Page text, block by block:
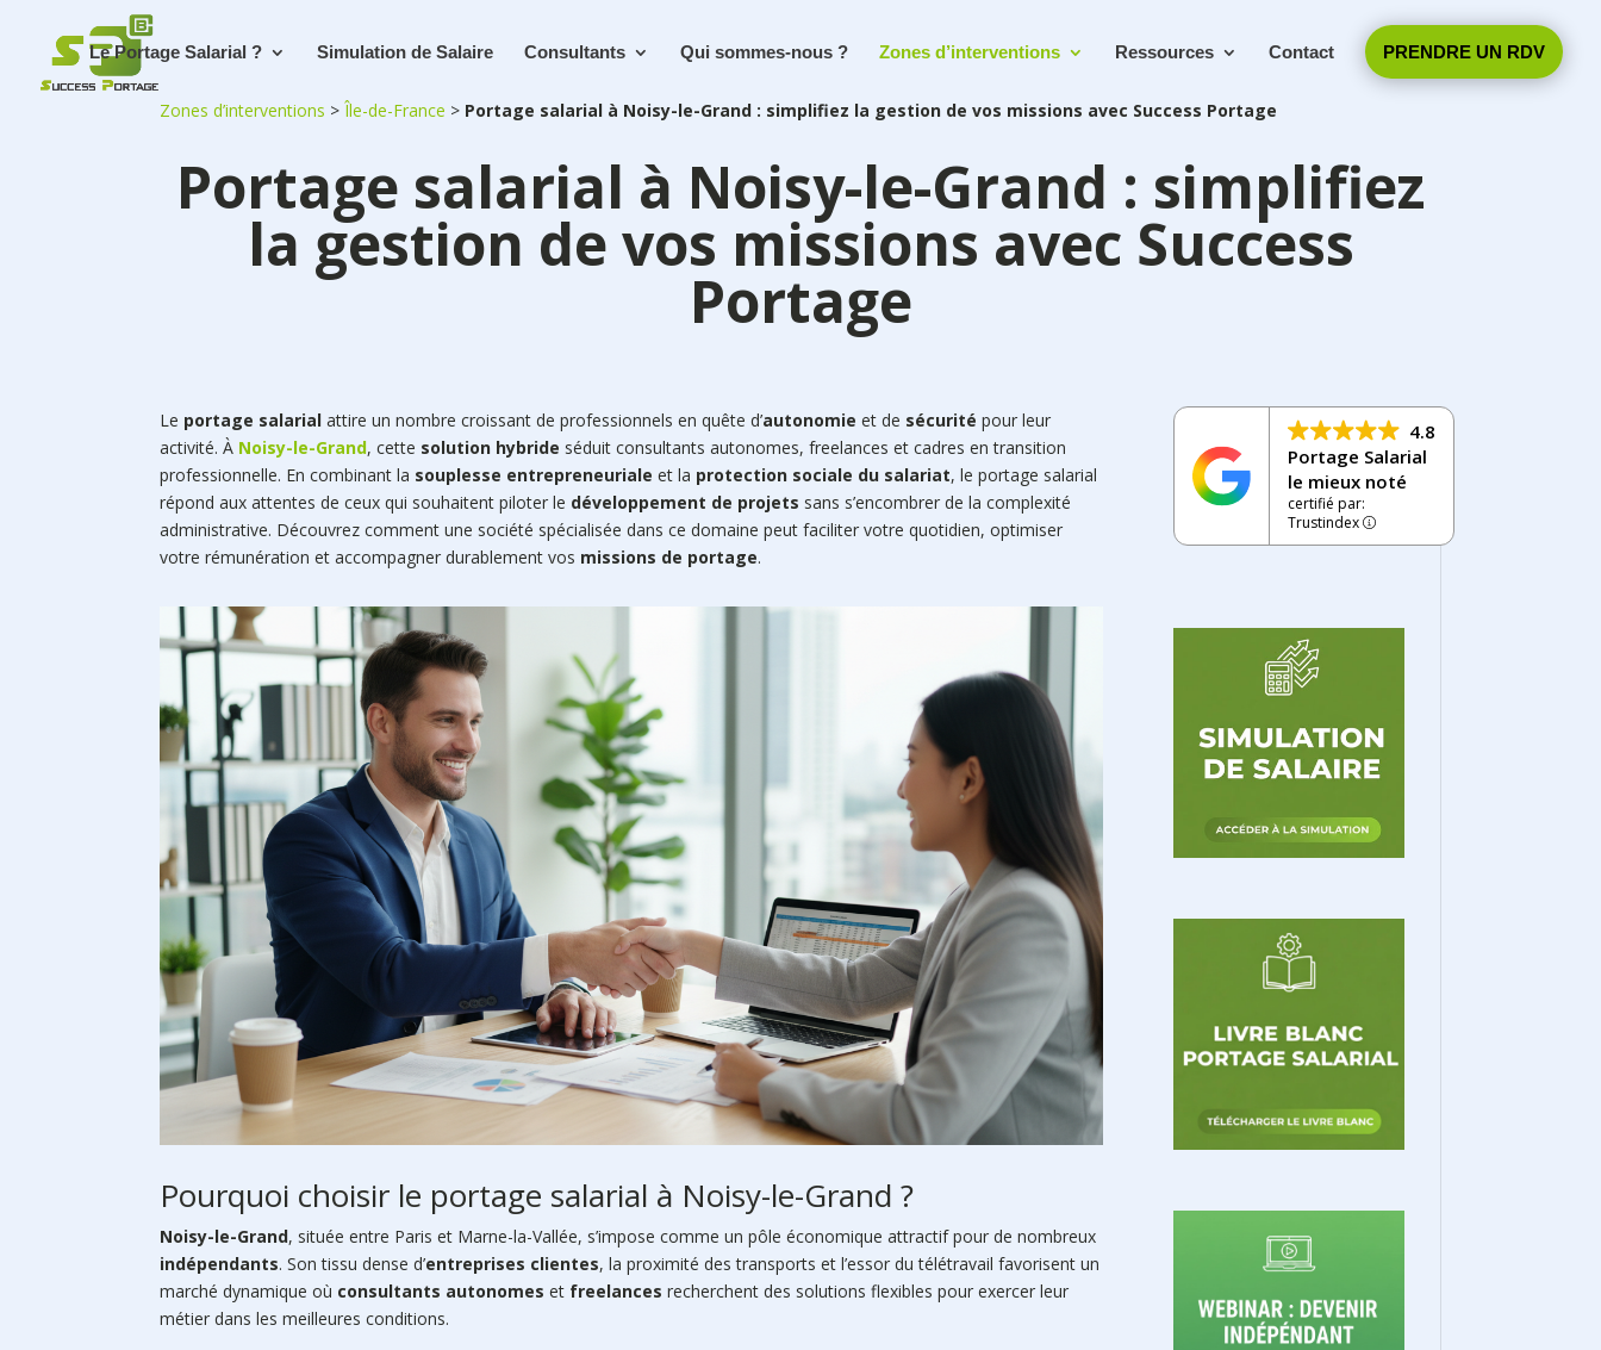
Le Portage Salarial ? Simulation de Salaire Consultants Qui sommes-nous ? Zones d’interventions Ressources Contact PRENDRE UN RDV
Zones d’interventions >Île-de-France > Portage salarial à Noisy-le-Grand : simplifiez la gestion de vos missions avec Success Portage
Portage salarial à Noisy-le-Grand : simplifiez
la gestion de vos missions avec Success
Portage
Le portage salarial attire un nombre croissant de professionnels en quête d’autonomie et de sécurité pour leur
activité. À Noisy-le-Grand, cette solution hybride séduit consultants autonomes, freelances et cadres en transition
professionnelle. En combinant la souplesse entrepreneuriale et la protection sociale du salariat, le portage salarial
répond aux attentes de ceux qui souhaitent piloter le développement de projets sans s’encombrer de la complexité
administrative. Découvrez comment une société spécialisée dans ce domaine peut faciliter votre quotidien, optimiser
votre rémunération et accompagner durablement vos missions de portage.
Pourquoi choisir le portage salarial à Noisy-le-Grand ?
Noisy-le-Grand, située entre Paris et Marne-la-Vallée, s’impose comme un pôle économique attractif pour de nombreux
indépendants. Son tissu dense d’entreprises clientes, la proximité des transports et l’essor du télétravail favorisent un
marché dynamique où consultants autonomes et freelances recherchent des solutions flexibles pour exercer leur
métier dans les meilleures conditions.
4.8
Portage Salarial
le mieux noté
certifié par:
Trustindex